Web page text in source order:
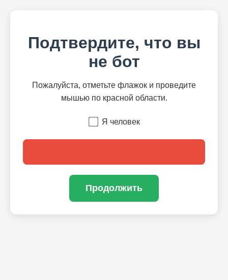
Подтвердите, что вы
не бот
Пожалуйста, отметьте флажок и проведите
мышью по красной области.
Я человек
Продолжить